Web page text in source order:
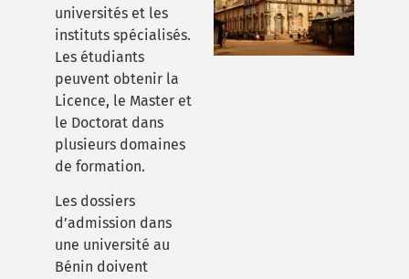
universités et les
instituts spécialisés.
Les étudiants
peuvent obtenir la
Licence, le Master et
le Doctorat dans
plusieurs domaines
de formation.
Les dossiers
d’admission dans
une université au
Bénin doivent